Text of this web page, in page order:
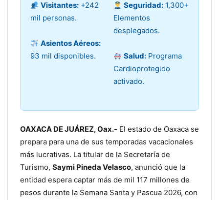
Visitantes: +242
mil personas.
Asientos Aéreos:
93 mil disponibles.
Seguridad:1,300+
Elementos
desplegados.
Salud:Programa
Cardioprotegido
activado.
OAXACA DE JUÁREZ, Oax.- El estado de Oaxaca se
prepara para una de sus temporadas vacacionales
más lucrativas. La titular de la Secretaría de
Turismo, Saymi Pineda Velasco, anunció que la
entidad espera captar más de mil 117 millones de
pesos durante la Semana Santa y Pascua 2026, con